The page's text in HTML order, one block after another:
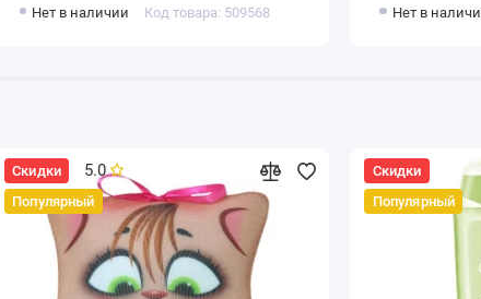
Нет в наличии Код товара: 509568 Нет в
Скидки
Популярный
5.0
Скидки
Популярный